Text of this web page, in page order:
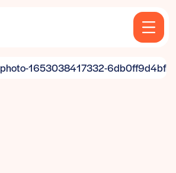
photo-1653038417332-